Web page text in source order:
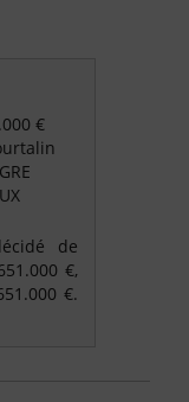
€
de
€,
€.